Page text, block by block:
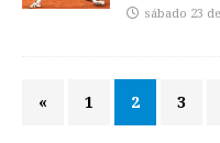
sábado 23
« 1 2 3